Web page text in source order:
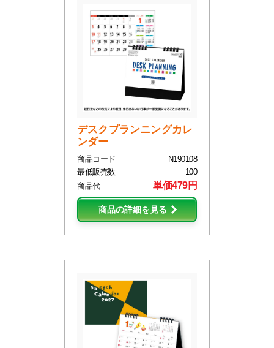
デスクプランニングカレ
ンダー
商品コード
N190108
最低販売数
100
商品代
単価479円
商品の詳細を見る